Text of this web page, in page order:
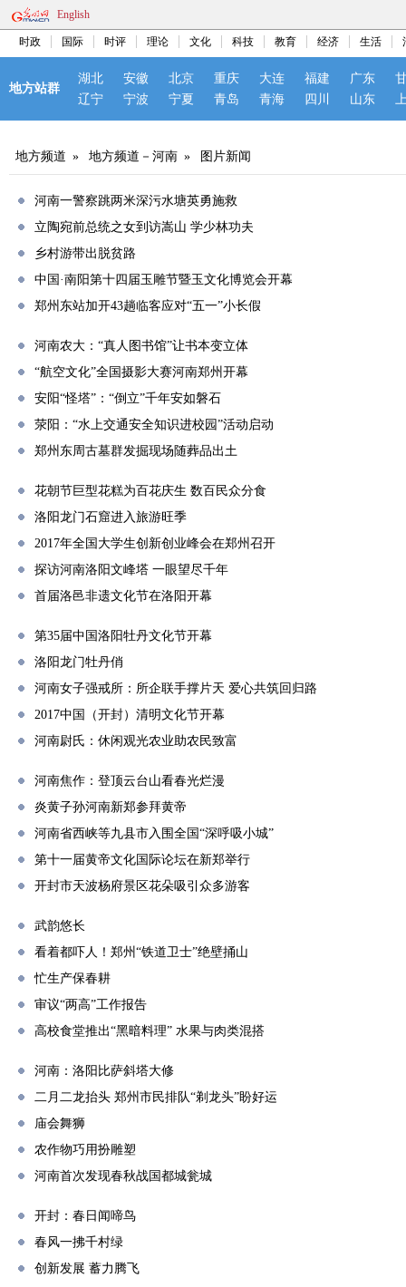
English
时政 国际 时评 理论 文化 科技 教育 经济 生活
地方站群
湖北 安徽 北京 重庆 大连 福建 广东
辽宁
宁波 宁夏 青岛 青海 四川 山东
地方频道 » 地方频道－河南 » 图片新闻
河南一警察跳两米深污水塘英勇施救
立陶宛前总统之女到访嵩山 学少林功夫
乡村游带出脱贫路
中国·南阳第十四届玉雕节暨玉文化博览会开幕
郑州东站加开43趟临客应对“五一”小长假
河南农大：“真人图书馆”让书本变立体
“航空文化”全国摄影大赛河南郑州开幕
安阳“怪塔”：“倒立”千年安如磐石
荥阳：“水上交通安全知识进校园”活动启动
郑州东周古墓群发掘现场随葬品出土
花朝节巨型花糕为百花庆生 数百民众分食
洛阳龙门石窟进入旅游旺季
2017年全国大学生创新创业峰会在郑州召开
探访河南洛阳文峰塔 一眼望尽千年
首届洛邑非遗文化节在洛阳开幕
第35届中国洛阳牡丹文化节开幕
洛阳龙门牡丹俏
河南女子强戒所：所企联手撑片天 爱心共筑回归路
2017中国（开封）清明文化节开幕
河南尉氏：休闲观光农业助农民致富
河南焦作：登顶云台山看春光烂漫
炎黄子孙河南新郑参拜黄帝
河南省西峡等九县市入围全国“深呼吸小城”
第十一届黄帝文化国际论坛在新郑举行
开封市天波杨府景区花朵吸引众多游客
武韵悠长
看着都吓人！郑州“铁道卫士”绝壁捅山
忙生产保春耕
审议“两高”工作报告
高校食堂推出“黑暗料理” 水果与肉类混搭
河南：洛阳比萨斜塔大修
二月二龙抬头 郑州市民排队“剃龙头”盼好运
庙会舞狮
农作物巧用扮雕塑
河南首次发现春秋战国都城瓮城
开封：春日闻啼鸟
春风一拂千村绿
创新发展 蓄力腾飞